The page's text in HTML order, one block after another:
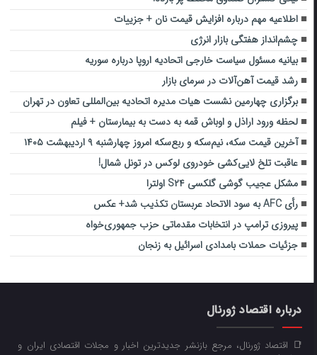
اطلاعیه مهم درباره افزایش قیمت نان + جزییات
چشم‌انداز هفتگی بازار انرژی
بیانیه مسئول سیاست خارجی اتحادیه اروپا درباره سوریه
رشد قیمت آهن‌آلات در سرمای بازار
برگزاری چهارمین نشست هیات مدیره اتحادیه بین‌المللی تعاون در تهران
لحظه ورود اراذل و اوباش قمه به دست به بیمارستان + فیلم
آخرین قیمت سکه، نیم‌سکه و ربع‌سکه امروز چهارشنبه ۹ اردیبهشت ۱۴۰۵
عاقبت تلخ لایی‌کشی خودروی لوکس در تونل‌ شمال!
مشکل عجیب گوشی گلکسی S۲۴ اولترا
رأی AFC به سود الاتحاد عربستان تکذیب شد+ عکس
پیروزی ترامپ در انتخابات مقدماتی حزب جمهوری‌خواه
جزئیات حملات بامدادی اسرائیل به زنجان
درباره اقتصاد ژورنال
📑 اقتصاد ژورنال، مرجع بازنشر جدیدترین اخبار و مجلات اقتصادی ایران و